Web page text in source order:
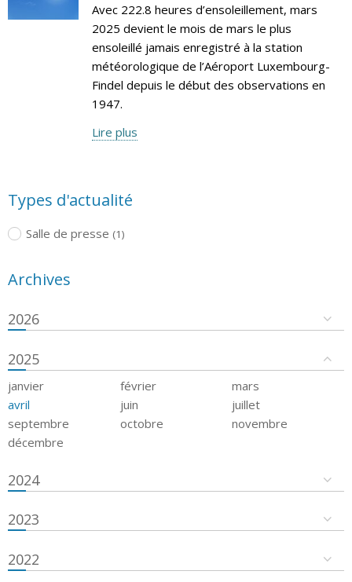
Avec 222.8 heures d’ensoleillement, mars
2025 devient le mois de mars le plus
ensoleillé jamais enregistré à la station
météorologique de l’Aéroport Luxembourg-
Findel depuis le début des observations en
1947.
Lire plus
Types d'actualité
Salle de presse (1)
Archives
2026
2025
janvier février
mars
avril
juin
juillet
septembre
octobre
novembre
décembre
2024
2023
2022